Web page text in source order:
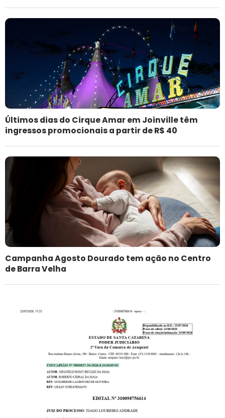
Últimos dias do Cirque Amar em Joinville têm
ingressos promocionais a partir de R$ 40
Campanha Agosto Dourado tem ação no Centro
de Barra Velha